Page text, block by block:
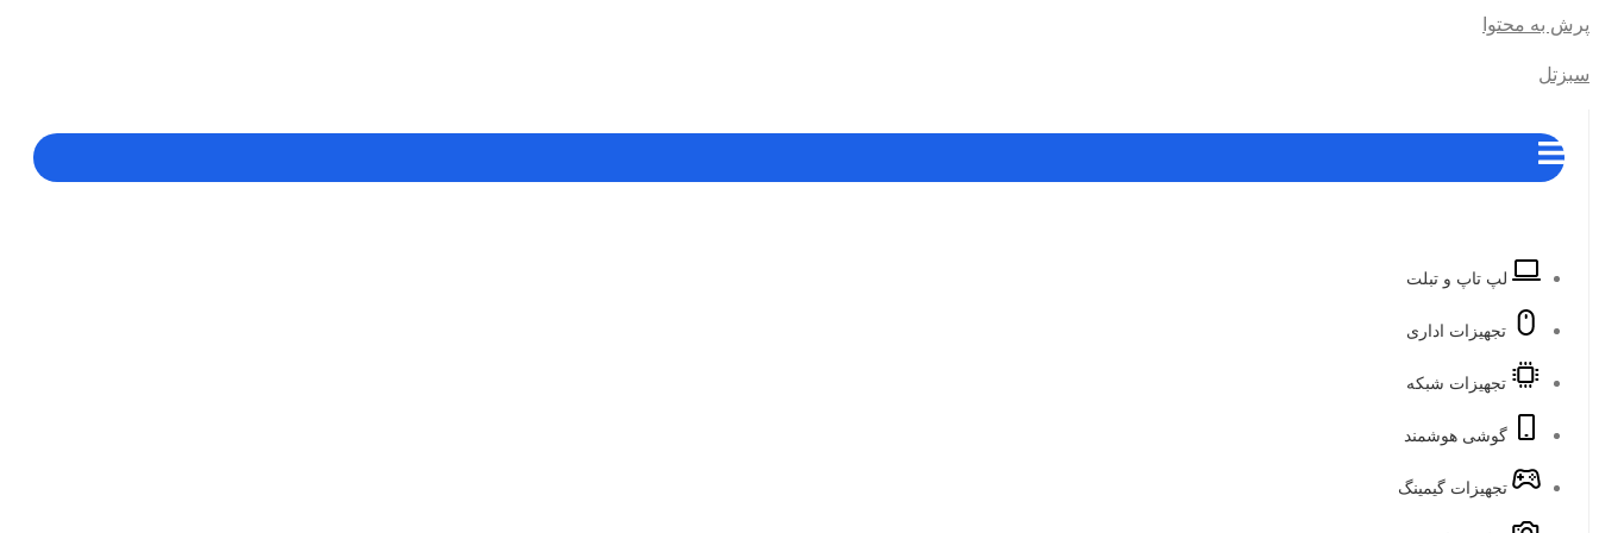
پرش به محتوا
سبزتل
لپ تاپ و تبلت
تجهیزات اداری
تجهیزات شبکه
گوشی هوشمند
تجهیزات گیمینگ